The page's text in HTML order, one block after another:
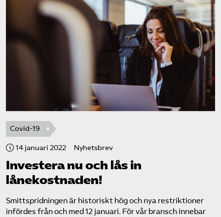
Covid-19
14 januari 2022 Nyhetsbrev
Investera nu och lås in
lånekostnaden!
Smittspridningen är historiskt hög och nya restriktioner
infördes från och med 12 januari. För vår bransch innebar